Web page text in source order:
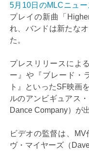
5月10日のMLCニュー
プレイの新曲「
れ、バンドは新たな
た。
プレスリリースによ
ー』や『ブレード・
ト』といったSF映画
ルのアンビギュアス
Dance Company）が
ビデオの監督は、
ヴ・マイヤーズ（